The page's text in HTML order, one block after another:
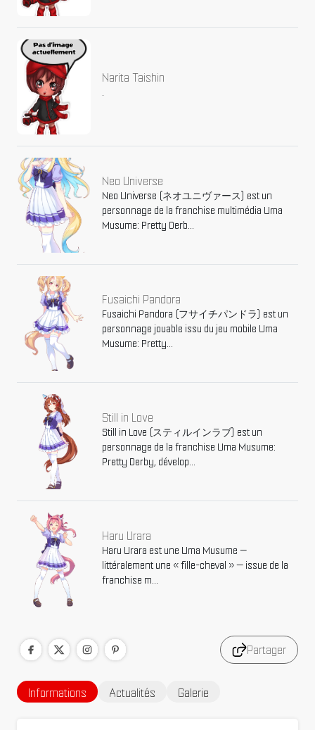
Narita Taishin
.
Neo Universe
Neo Universe (ネオユニヴァース) est un
personnage de la franchise multimédia Uma
Musume: Pretty Derb...
Fusaichi Pandora
Fusaichi Pandora (フサイチパンドラ) est un
personnage jouable issu du jeu mobile Uma
Musume: Pretty...
Still in Love
Still in Love (スティルインラブ) est un
personnage de la franchise Uma Musume:
Pretty Derby, dévelop...
Haru Urara
Haru Urara est une Uma Musume —
littéralement une « fille-cheval » — issue de la
franchise m...
Partager
Informations Actualités Galerie